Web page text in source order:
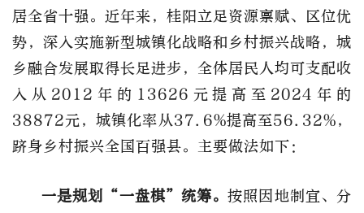
居全省十强。近年来，桂阳立足资源禀赋、区位优
势，深入实施新型城镇化战略和乡村振兴战略，城
乡融合发展取得长足进步，全体居民人均可支配收
入从2012年的13626元提高至2024年的
38872元，城镇化率从37.6%提高至56.32%，
跻身乡村振兴全国百强县。主要做法如下：
一是规划“一盘棋”统筹。按照因地制宜、分